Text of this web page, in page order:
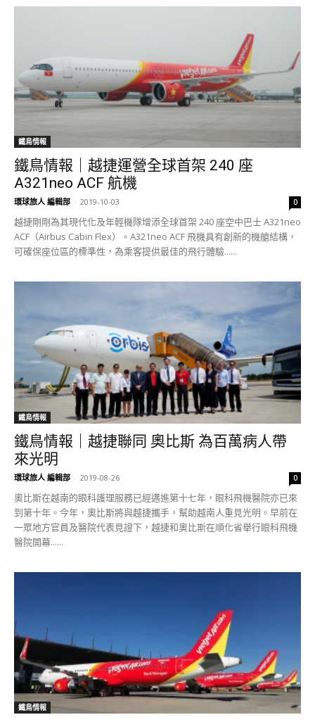
鐵鳥情報
鐵鳥情報｜越捷運營全球首架 240 座
A321neo ACF 航機
環球旅人 編輯部 - 2019-10-03 0
越捷剛剛為其現代化及年輕機隊增添全球首架 240 座空中巴士 A321neo
ACF（Airbus Cabin Flex）。A321neo ACF 飛機具有創新的機艙結構，
可確保座位區的標準性，為乘客提供最佳的飛行體驗......
鐵鳥情報
鐵鳥情報｜越捷聯同 奧比斯 為百萬病人帶
來光明
環球旅人 編輯部 - 2019-08-26 0
奧比斯在越南的眼科護理服務已經邁進第十七年，眼科飛機醫院亦已來
到第十年。今年，奧比斯將與越捷攜手，幫助越南人重見光明。早前在
一眾地方官員及醫院代表見證下，越捷和奧比斯在順化省舉行眼科飛機
醫院開幕......
鐵鳥情報